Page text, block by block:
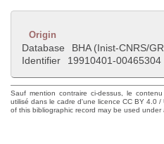
Origin
Database
BHA (Inist-CNRS/
Identifier
19910401-00465304
Sauf mention contraire ci-dessus, le
utilisé dans le cadre d'une licence CC BY 4.0
of this bibliographic record may be used under